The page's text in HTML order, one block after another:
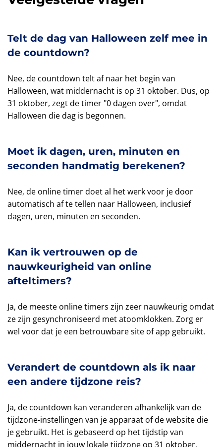
Telt de dag van Halloween zelf mee in
de countdown?
Nee, de countdown telt af naar het begin van
Halloween, wat middernacht is op 31 oktober. Dus, op
31 oktober, zegt de timer "0 dagen over", omdat
Halloween die dag is begonnen.
Moet ik dagen, uren, minuten en
seconden handmatig berekenen?
Nee, de online timer doet al het werk voor je door
automatisch af te tellen naar Halloween, inclusief
dagen, uren, minuten en seconden.
Kan ik vertrouwen op de
nauwkeurigheid van online
afteltimers?
Ja, de meeste online timers zijn zeer nauwkeurig omdat
ze zijn gesynchroniseerd met atoomklokken. Zorg er
wel voor dat je een betrouwbare site of app gebruikt.
Verandert de countdown als ik naar
een andere tijdzone reis?
Ja, de countdown kan veranderen afhankelijk van de
tijdzone-instellingen van je apparaat of de website die
je gebruikt. Het is gebaseerd op het tijdstip van
middernacht in jouw lokale tijdzone op 31 oktober.